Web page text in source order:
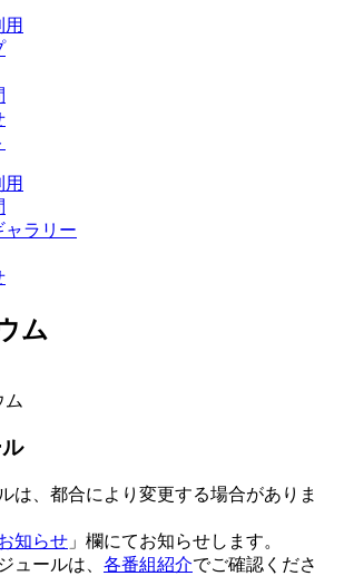
ャラリー
ム
ム
は、都合により変更する場合がありま
知らせ 」欄にてお知らせします。
ュールは、 各番組紹介でご確認くださ